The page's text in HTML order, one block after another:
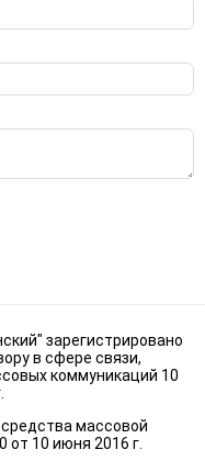
зарегистрировано
в сфере связи,
коммуникаций 10
массовой
10 июня 2016 г.